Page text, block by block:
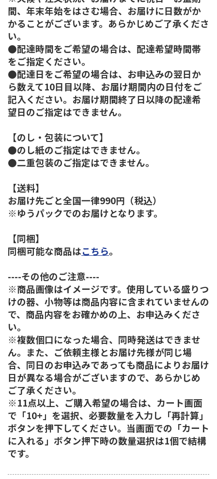
間、年末年始をはさむ場合、お届けに日数がか
かることがございます。あらかじめご了承くださ
い。
●配達時間をご希望の場合は、配達希望時間帯
をご指定ください。
●配達日をご希望の場合は、お申込みの翌日か
ら数えて10日目以降、お届け期間内の日付をご
記入ください。お届け期間終了日以降の配達希
望日のご指定はできません。
【のし・包装について】
●のし紙のご指定はできません。
●二重包装のご指定はできません。
【送料】
お届け先ごと全国一律990円（税込）
※ゆうパックでのお届けとなります。
【同梱】
同梱可能な商品はこちら。
----その他のご注意----
※商品画像はイメージです。使用している盛りつ
けの器、小物等は商品内容に含まれていませんの
で、商品内容をお確かめの上、お申込みくださ
い。
※複数個口になった場合、同時発送はできませ
ん。また、ご依頼主様とお届け先様が同じ場
合、同日のお申込みであっても商品によりお届け
日が異なる場合がございますので、あらかじめ
ご了承ください。
※11点以上、ご購入希望の場合は、カート画面
で「10+」を選択、必要数量を入力し「再計算」
ボタンを押下してください。当画面での「カート
に入れる」ボタン押下時の数量選択は1個で結構
です。